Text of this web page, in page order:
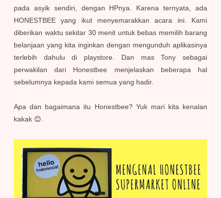
pada asyik sendiri, dengan HPnya. Karena ternyata, ada
HONESTBEE yang ikut menyemarakkan acara ini. Kami
diberikan waktu sekitar 30 menit untuk bebas memilih barang
belanjaan yang kita inginkan dengan mengunduh aplikasinya
terlebih dahulu di playstore. Dan mas Tony sebagai
perwakilan dari Honestbee menjelaskan beberapa hal
sebelumnya kepada kami semua yang hadir.
Apa dan bagaimana itu Honestbee? Yuk mari kita kenalan
kakak 😊.